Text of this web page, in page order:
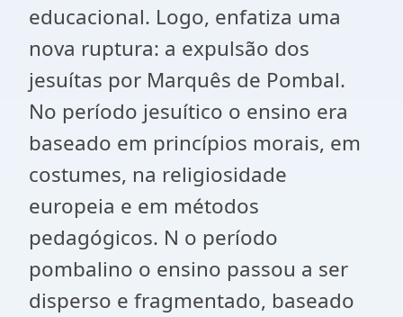
educacional. Logo, enfatiza uma
nova ruptura: a expulsão dos
jesuítas por Marquês de Pombal.
No período jesuítico o ensino era
baseado em princípios morais, em
costumes, na religiosidade
europeia e em métodos
pedagógicos. N o período
pombalino o ensino passou a ser
disperso e fragmentado, baseado